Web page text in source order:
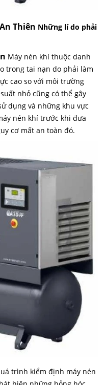
Thiên Những lí do phải
Máy nén khí thuộc danh
trong tai nạn do phải làm
cao so với môi trường
nhỏ cũng có thể gây
dụng và những khu vực
nén khí trước khi đưa
cơ mất an toàn đó.
trình kiểm định máy nén